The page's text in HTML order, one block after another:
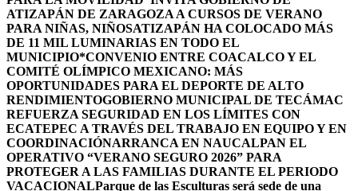
ATIZAPÁN DE ZARAGOZA A CURSOS DE VERANO
PARA NIÑAS, NIÑOSATIZAPÁN HA COLOCADO MÁS
DE 11 MIL LUMINARIAS EN TODO EL
MUNICIPIO*CONVENIO ENTRE COACALCO Y EL
COMITÉ OLÍMPICO MEXICANO: MÁS
OPORTUNIDADES PARA EL DEPORTE DE ALTO
RENDIMIENTOGOBIERNO MUNICIPAL DE TECÁMAC
REFUERZA SEGURIDAD EN LOS LÍMITES CON
ECATEPEC A TRAVÉS DEL TRABAJO EN EQUIPO Y EN
COORDINACIÓNARRANCA EN NAUCALPAN EL
OPERATIVO “VERANO SEGURO 2026” PARA
PROTEGER A LAS FAMILIAS DURANTE EL PERIODO
VACACIONALParque de las Esculturas será sede de una